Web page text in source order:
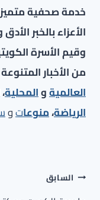
خدمة صحفية
الأعزاء بالخبر
وقيم الأسرة
من الأخبار
العالميةوالمحلية،
الرياضة،منوعاتو
تصفّح
السابق